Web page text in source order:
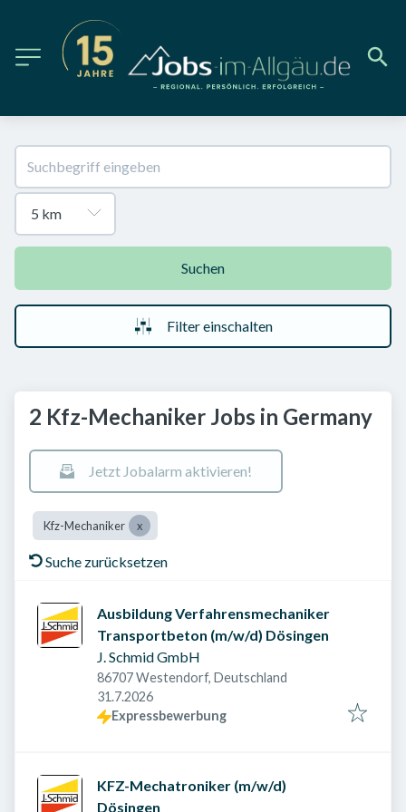
Suchen
Filter einschalten
2 Kfz-Mechaniker Jobs in Germany
Jetzt Jobalarm aktivieren!
Kfz-Mechaniker
Suche zurücksetzen
Ausbildung Verfahrensmechaniker
Transportbeton (m/w/d) Dösingen
J. Schmid GmbH
86707 Westendorf, Deutschland
Veröffentlicht am
31.7.2026
Expressbewerbung
KFZ-Mechatroniker (m/w/d)
Dösingen